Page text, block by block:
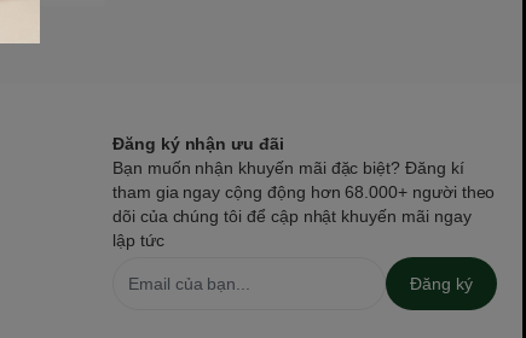
Đăng ký nhận ưu đãi
Bạn muốn nhận khuyến mãi đặc biệt? Đăng kí
tham gia ngay cộng động hơn 68.000+ người theo
dõi của chúng tôi để cập nhật khuyến mãi ngay
lập tức
Đăng ký